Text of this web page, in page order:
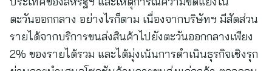
ตะวันออกกลาง อย่างไรก็ตาม เนื่องจากบริษัทฯ มีสัดส่วน
รายได้จากบริการขนส่งสินค้าไปยังตะวันออกกลางเพียง
2% ของรายได้รวม และได้มุ่งเน้นการดำเนินธุรกิจเชิงรุก